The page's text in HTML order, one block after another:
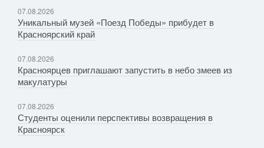
07.08.2026
Уникальный музей «Поезд Победы» прибудет в
Красноярский край
07.08.2026
Красноярцев приглашают запустить в небо змеев из
макулатуры
07.08.2026
Студенты оценили перспективы возвращения в
Красноярск